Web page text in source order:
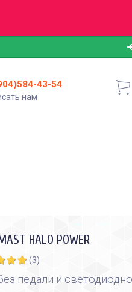
43-54
нам
HALO POWER
(3)
педали и